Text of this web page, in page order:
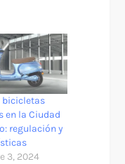
bicicletas
en la Ciudad
regulación y
3, 2024